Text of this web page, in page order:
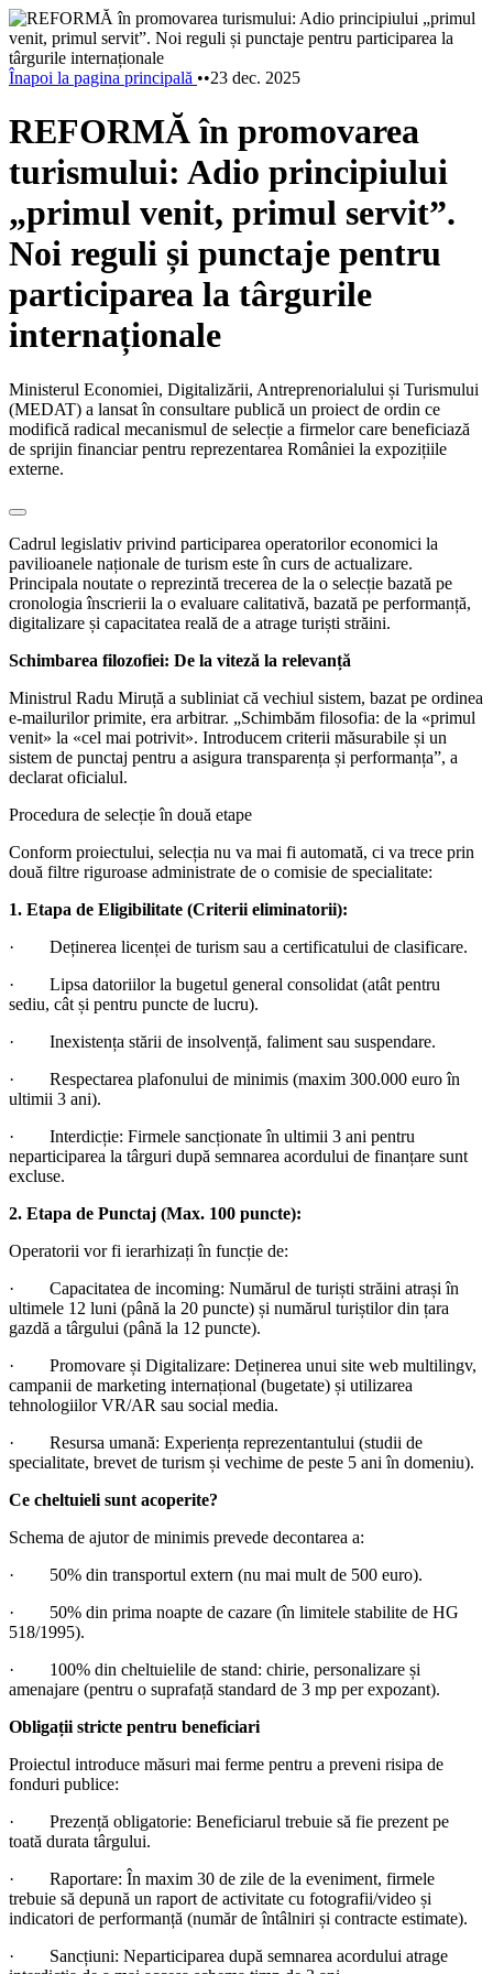
Înapoi la pagina principală ••23 dec. 2025
REFORMĂ în promovarea
turismului: Adio principiului
„primul venit, primul servit”.
Noi reguli și punctaje pentru
participarea la târgurile
internaționale
Ministerul Economiei, Digitalizării, Antreprenorialului și Turismului
(MEDAT) a lansat în consultare publică un proiect de ordin ce
modifică radical mecanismul de selecție a firmelor care beneficiază
de sprijin financiar pentru reprezentarea României la expozițiile
externe.
Cadrul legislativ privind participarea operatorilor economici la
pavilioanele naționale de turism este în curs de actualizare.
Principala noutate o reprezintă trecerea de la o selecție bazată pe
cronologia înscrierii la o evaluare calitativă, bazată pe performanță,
digitalizare și capacitatea reală de a atrage turiști străini.
Schimbarea filozofiei: De la viteză la relevanță
Ministrul Radu Miruță a subliniat că vechiul sistem, bazat pe ordinea
e-mailurilor primite, era arbitrar. „Schimbăm filosofia: de la «primul
venit» la «cel mai potrivit». Introducem criterii măsurabile și un
sistem de punctaj pentru a asigura transparența și performanța”, a
declarat oficialul.
Procedura de selecție în două etape
Conform proiectului, selecția nu va mai fi automată, ci va trece prin
două filtre riguroase administrate de o comisie de specialitate:
1. Etapa de Eligibilitate (Criterii eliminatorii):
· Deținerea licenței de turism sau a certificatului de clasificare.
· Lipsa datoriilor la bugetul general consolidat (atât pentru
sediu, cât și pentru puncte de lucru).
· Inexistența stării de insolvență, faliment sau suspendare.
· Respectarea plafonului de minimis (maxim 300.000 euro în
ultimii 3 ani).
· Interdicție: Firmele sancționate în ultimii 3 ani pentru
neparticiparea la târguri după semnarea acordului de finanțare sunt
excluse.
2. Etapa de Punctaj (Max. 100 puncte):
Operatorii vor fi ierarhizați în funcție de:
· Capacitatea de incoming: Numărul de turiști străini atrași în
ultimele 12 luni (până la 20 puncte) și numărul turiștilor din țara
gazdă a târgului (până la 12 puncte).
· Promovare și Digitalizare: Deținerea unui site web multilingv,
campanii de marketing internațional (bugetate) și utilizarea
tehnologiilor VR/AR sau social media.
· Resursa umană: Experiența reprezentantului (studii de
specialitate, brevet de turism și vechime de peste 5 ani în domeniu).
Ce cheltuieli sunt acoperite?
Schema de ajutor de minimis prevede decontarea a:
· 50% din transportul extern (nu mai mult de 500 euro).
· 50% din prima noapte de cazare (în limitele stabilite de HG
518/1995).
· 100% din cheltuielile de stand: chirie, personalizare și
amenajare (pentru o suprafață standard de 3 mp per expozant).
Obligații stricte pentru beneficiari
Proiectul introduce măsuri mai ferme pentru a preveni risipa de
fonduri publice:
· Prezență obligatorie: Beneficiarul trebuie să fie prezent pe
toată durata târgului.
· Raportare: În maxim 30 de zile de la eveniment, firmele
trebuie să depună un raport de activitate cu fotografii/video și
indicatori de performanță (număr de întâlniri și contracte estimate).
· Sancțiuni: Neparticiparea după semnarea acordului atrage